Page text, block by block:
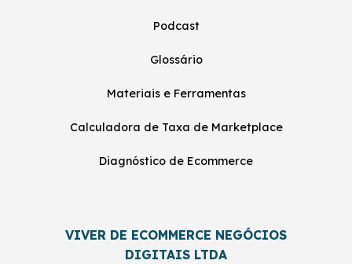
Podcast
Glossário
Materiais e Ferramentas
Calculadora de Taxa de Marketplace
Diagnóstico de Ecommerce
VIVER DE ECOMMERCE NEGÓCIOS
DIGITAIS LTDA